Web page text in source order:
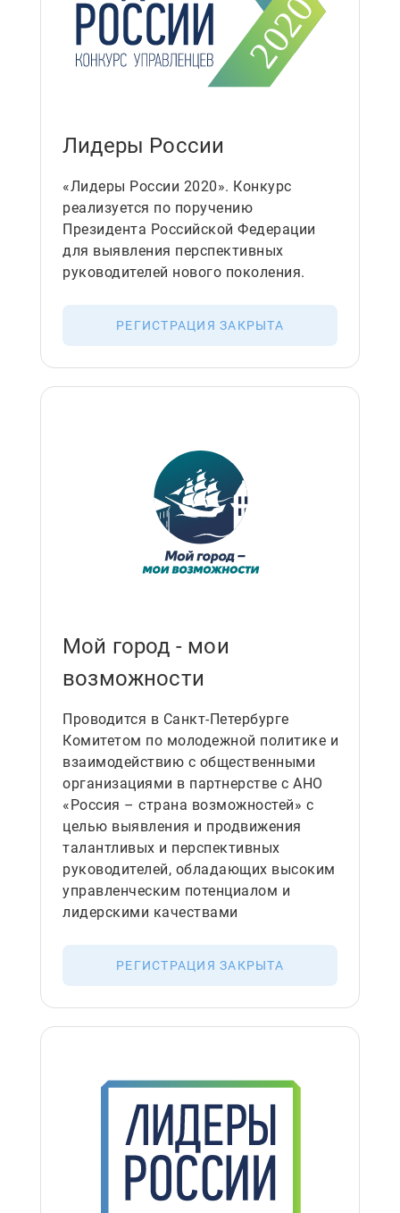
Лидеры России
«Лидеры России 2020». Конкурс
реализуется по поручению
Президента Российской Федерации
для выявления перспективных
руководителей нового поколения.
РЕГИСТРАЦИЯ ЗАКРЫТА
Мой город - мои
возможности
Проводится в Санкт-Петербурге
Комитетом по молодежной политике и
взаимодействию с общественными
организациями в партнерстве с АНО
«Россия – страна возможностей» с
целью выявления и продвижения
талантливых и перспективных
руководителей, обладающих высоким
управленческим потенциалом и
лидерскими качествами
РЕГИСТРАЦИЯ ЗАКРЫТА